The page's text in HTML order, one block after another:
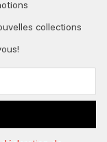
collections